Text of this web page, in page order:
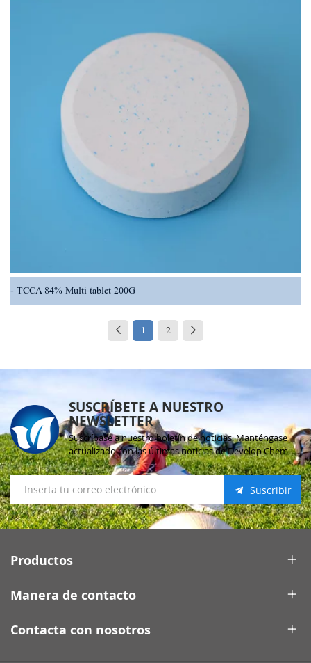
TCCA 84% Multi tablet 200G
1 2
SUSCRÍBETE A NUESTRO
NEWSLETTER
Suscríbase a nuestro boletín de noticias. Manténgase
actualizado con las últimas noticias de Develop Chem
Suscribir
Productos
Manera de contacto
Contacta con nosotros